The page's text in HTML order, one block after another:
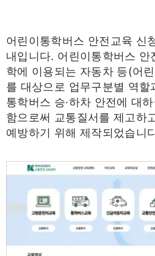
어린이통학버스 안전교육 신
내입니다. 어린이통학버스 안
학에 이용되는 자동차 등(어
를 대상으로 업무구분별 역할
통학버스 승·하차 안전에 대
함으로써 교통질서를 제고하
예방하기 위해 제작되었습니